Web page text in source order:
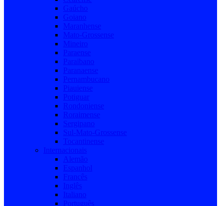
Gaúcho
Goiano
Maranhense
Mato-Grossense
Mineiro
Paraense
Paraibano
Paranaense
Pernambucano
Piauiense
Potiguar
Rondoniense
Roraimense
Sergipano
Sul-Mato-Grossense
Tocantinense
Internacionais
Alemão
Espanhol
Francês
Inglês
Italiano
Português